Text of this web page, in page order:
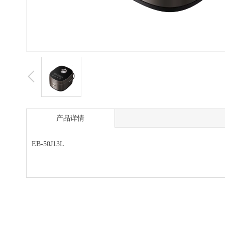
产品详情
EB-50J13L